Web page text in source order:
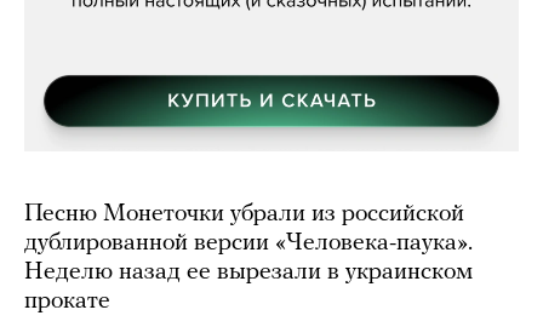
Песню Монеточки убрали из российской
дублированной версии «Человека-паука».
Неделю назад ее вырезали в украинском
прокате